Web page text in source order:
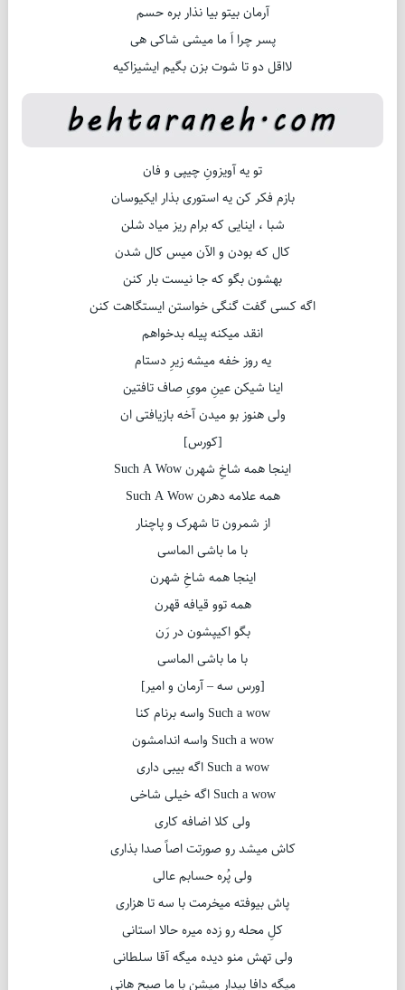
آرمان بیتو بیا نذار بره حسم
پسر چرا اَ ما میشی شاکی هی
لااقل دو تا شوت بزن بگیم ایشیزاکیه
تو یه آویزونِ چیپی و فان
بازم فکر کن یه استوری بذار ایکیوسان
شبا ، اینایی که برام ریز میاد شلن
کال که بودن و الآن میس کال شدن
بهشون بگو که جا نیست بار کنن
اگه کسی گفت گنگی خواستن ایستگاهت کنن
انقد میکنه پیله بدخواهم
یه روز خفه میشه زیرِ دستام
اینا شیکن عینِ مویِ صاف تافتین
ولی هنوز بو میدن آخه بازیافتی ان
[کورس]
اینجا همه شاخِ شهرن Such A Wow
همه علامه دهرن Such A Wow
از شمرون تا شهرک و پاچنار
با ما باشی الماسی
اینجا همه شاخِ شهرن
همه توو قیافه قهرن
بگو اکیپشون در رَن
با ما باشی الماسی
[ورس سه – آرمان و امیر]
Such a wow واسه برنام کنا
Such a wow واسه اندامشون
Such a wow اگه بیبی داری
Such a wow اگه خیلی شاخی
ولی کلا اضافه کاری
کاش میشد رو صورتت اصاً صدا بذاری
ولی پُره حسابم عالی
پاش بیوفته میخرمت با سه تا هزاری
کلِ محله رو زده میره حالا استانی
ولی تهش منو دیده میگه آقا سلطانی
میگه دافا بیدار میشن با ما صبح هانی